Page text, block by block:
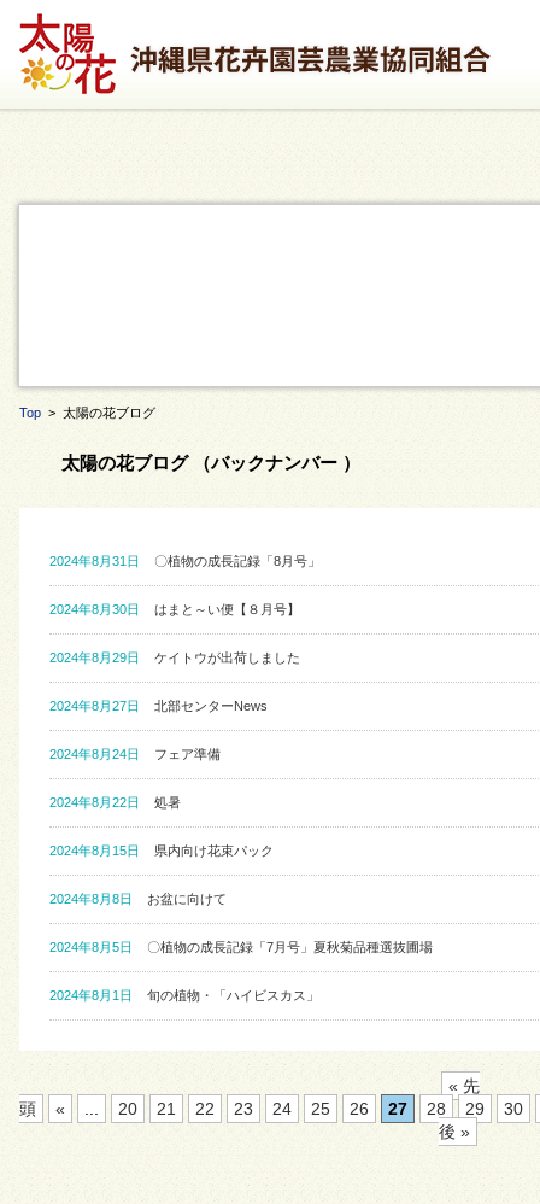
Top > 太陽の花ブログ
太陽の花ブログ （バックナンバー ）
2024年8月31日 〇植物の成長記録「8月号」
2024年8月30日 はまと～い便【８月号】
2024年8月29日 ケイトウが出荷しました
2024年8月27日 北部センターNews
2024年8月24日 フェア準備
2024年8月22日 処暑
2024年8月15日 県内向け花束パック
2024年8月8日 お盆に向けて
2024年8月5日 〇植物の成長記録「7月号」夏秋菊品種選抜圃場
2024年8月1日 旬の植物・「ハイビスカス」
« 先
頭
« 20 21 22 23 24 25 26 27 28 29
30
後 »